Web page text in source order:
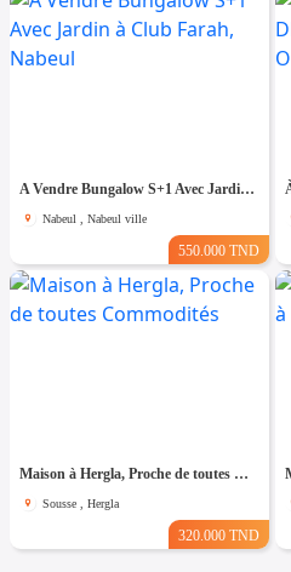
A Vendre Bungalow S+1 Avec Jardin à Club Farah, Nabeul
Nabeul , Nabeul ville
550.000 TND
Maison à Hergla, Proche de toutes Commodités
Sousse , Hergla
320.000 TND